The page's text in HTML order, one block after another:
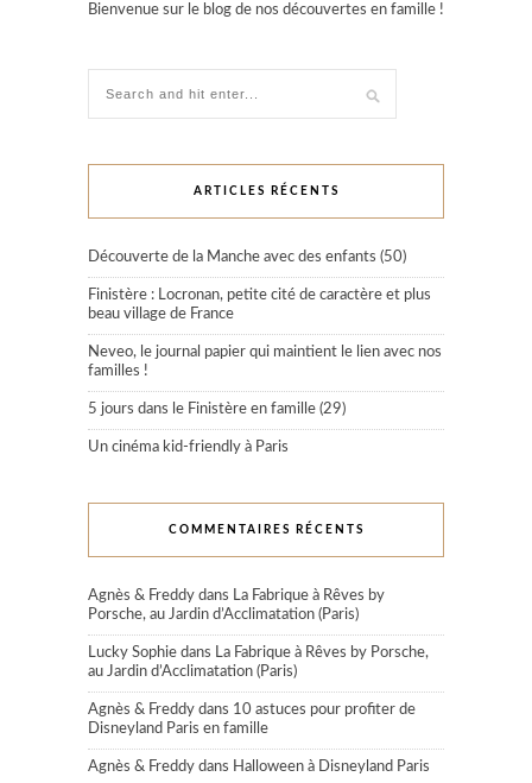
Bienvenue sur le blog de nos découvertes en famille !
ARTICLES RÉCENTS
Découverte de la Manche avec des enfants (50)
Finistère : Locronan, petite cité de caractère et plus
beau village de France
Neveo, le journal papier qui maintient le lien avec nos
familles !
5 jours dans le Finistère en famille (29)
Un cinéma kid-friendly à Paris
COMMENTAIRES RÉCENTS
Agnès & Freddy dans
La Fabrique à Rêves by
Porsche, au Jardin d’Acclimatation (Paris)
Lucky Sophie dans
La Fabrique à Rêves by Porsche,
au Jardin d’Acclimatation (Paris)
Agnès & Freddy dans 10 astuces pour profiter de
Disneyland Paris en famille
Agnès & Freddy dans Halloween à Disneyland Paris